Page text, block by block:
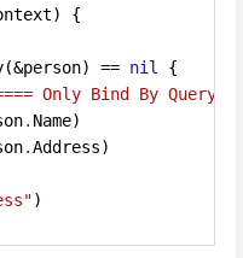
) {
(&person) == nil {
Only Bind By Query
. Name)
.Address)
)